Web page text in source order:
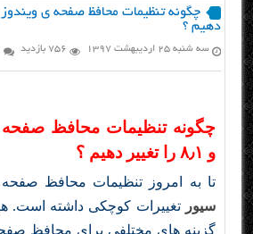
دهیم ؟
سه شنبه ۲۵ اردیبهشت ۱۳۹۷ 756 بازدید
و ۸٫۱ را تغییر دهیم ؟
تا به امروز تنظیمات محافظ صفحه
سیور تغییرات کوچکی داشته است.
گزینه های مختلفی برای محافظ